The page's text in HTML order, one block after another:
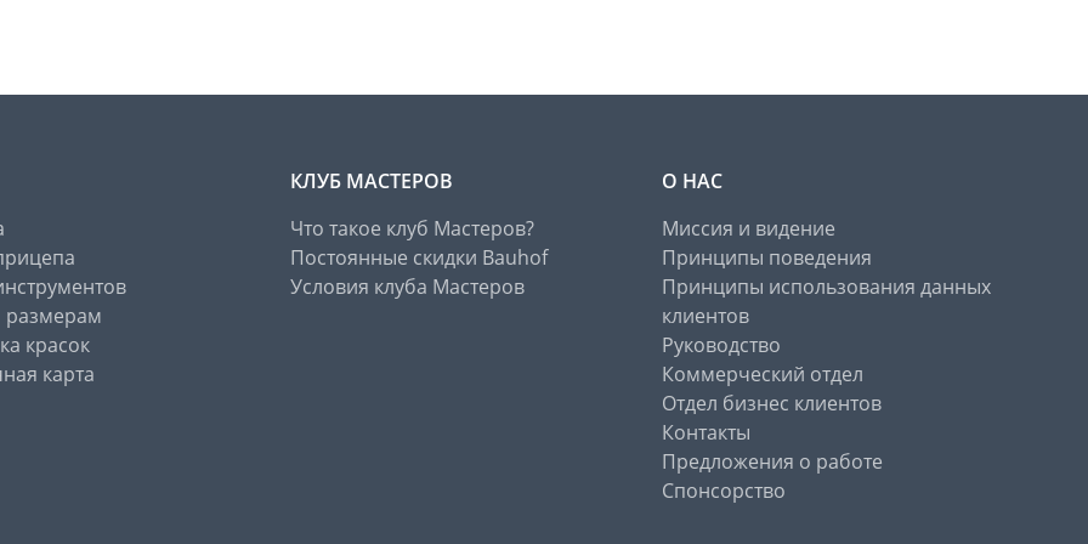
размерам
красок
карта
КЛУБ МАСТЕРОВ
Что такое клуб Мастеров?
Постоянные скидки Bauhof
Условия клуба Мастеров
О НАС
Миссия и видение
Принципы поведения
Принципы использования данных
клиентов
Руководство
Коммерческий отдел
Отдел бизнес клиентов
Контакты
Предложения о работе
Спонсорство